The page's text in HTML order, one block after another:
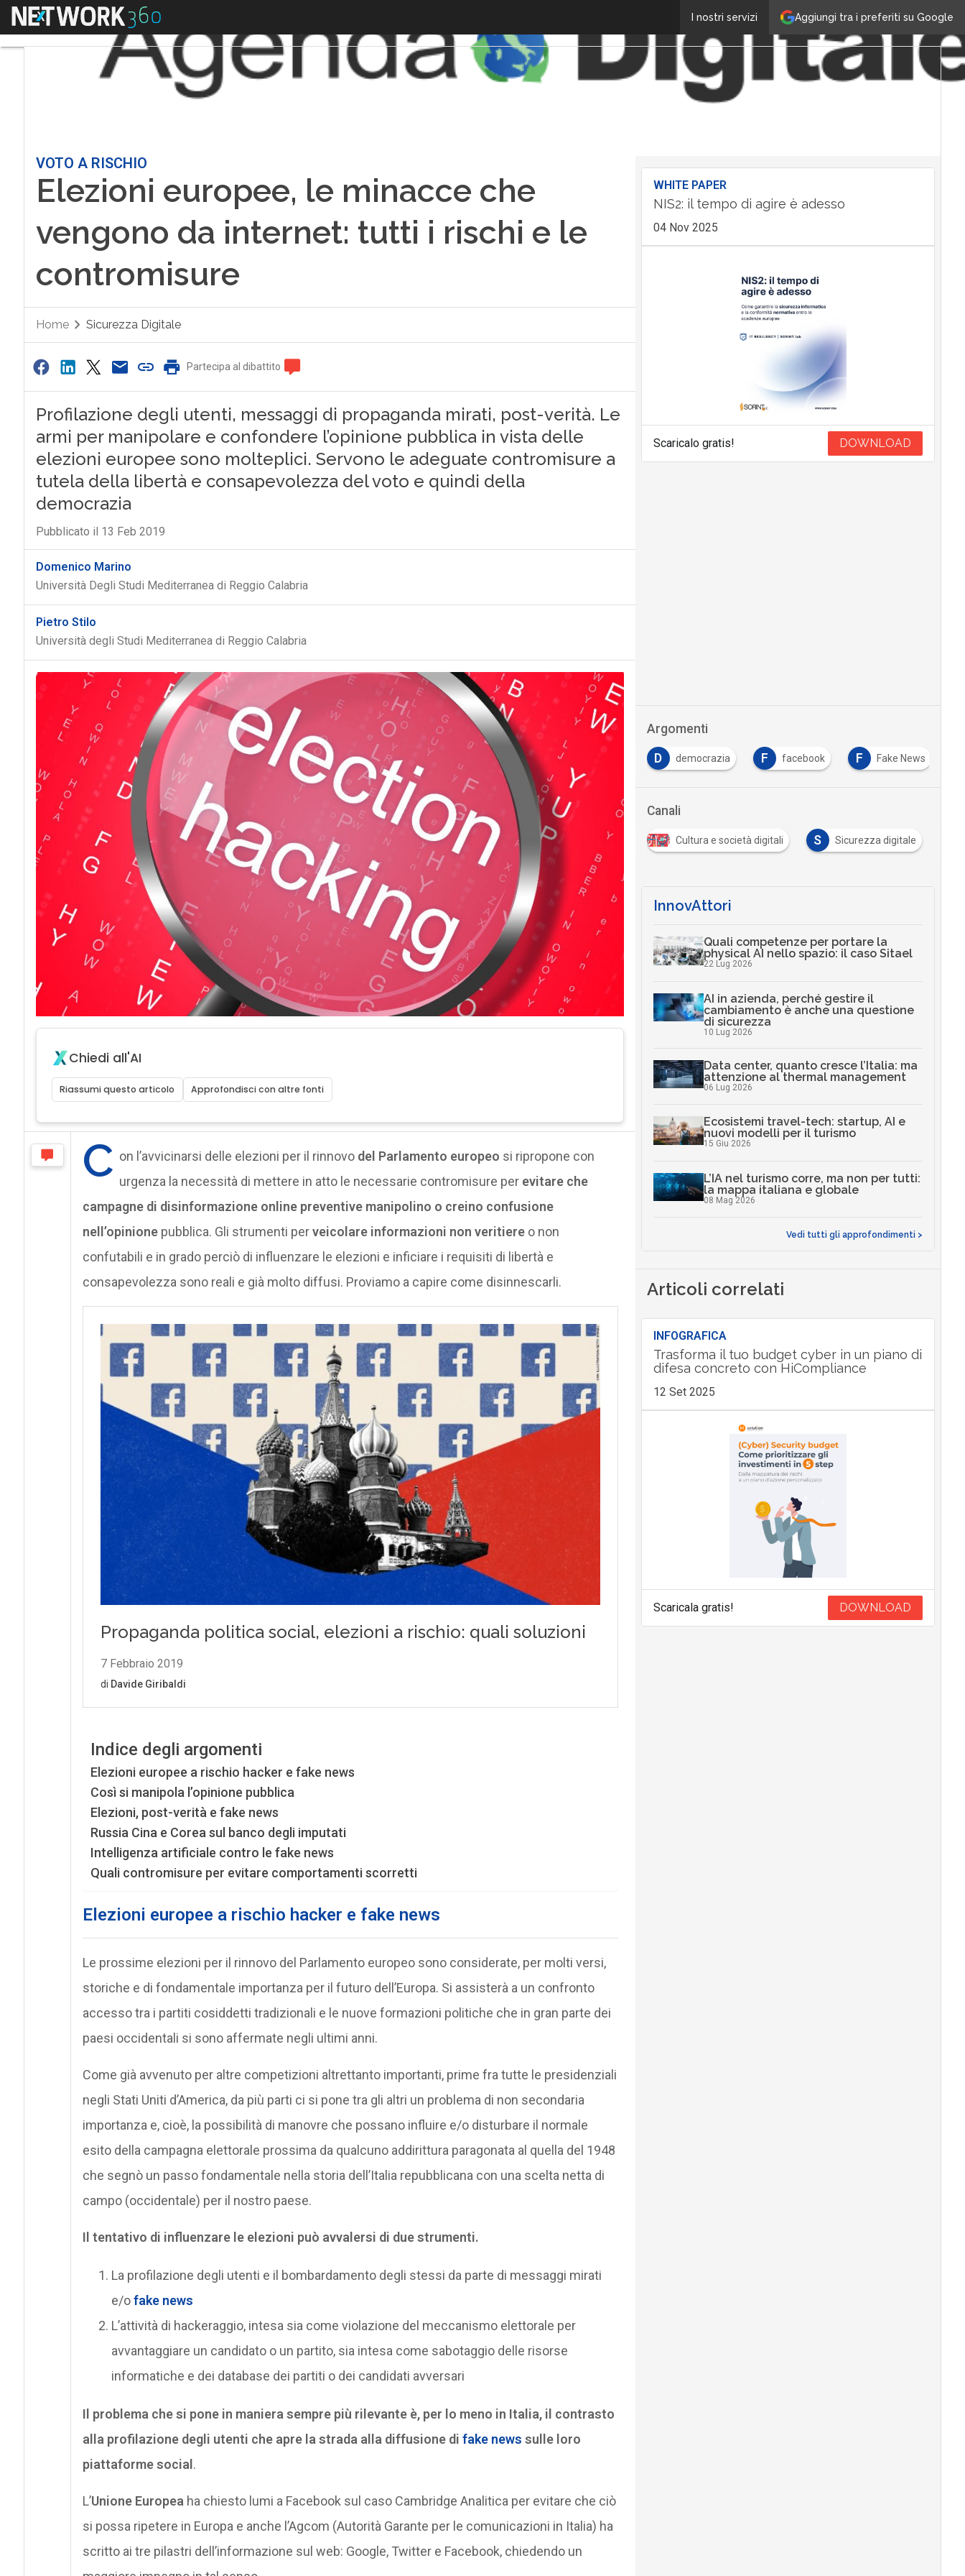
Aggiungi tra i preferiti su Google
I nostri servizi
Menu
VOTO A RISCHIO
Elezioni europee, le minacce che
vengono da internet: tutti i rischi e le
contromisure
Home Sicurezza Digitale
Partecipa al dibattito
Profilazione degli utenti, messaggi di propaganda mirati, post-verità. Le
armi per manipolare e confondere l’opinione pubblica in vista delle
elezioni europee sono molteplici. Servono le adeguate contromisure a
tutela della libertà e consapevolezza del voto e quindi della
democrazia
Pubblicato il 13 Feb 2019
Domenico Marino
Università Degli Studi Mediterranea di Reggio Calabria
Pietro Stilo
Università degli Studi Mediterranea di Reggio Calabria
Chiedi all'AI
Riassumi questo articolo Approfondisci con altre fonti
C on l’avvicinarsi delle elezioni per il rinnovo del Parlamento europeo si ripropone con
urgenza la necessità di mettere in atto le necessarie contromisure per evitare che
campagne di disinformazione online preventive manipolino o creino confusione
nell’opinionepubblica. Gli strumenti perveicolare informazioni non veritiereo non
confutabili e in grado perciò di influenzare le elezioni e inficiare i requisiti di libertà e
consapevolezza sono reali e già molto diffusi. Proviamo a capire come disinnescarli.
Indice degli argomenti
Elezioni europee a rischio hacker e fake news
Così si manipola l’opinione pubblica
Elezioni, post-verità e fake news
Russia Cina e Corea sul banco degli imputati
Intelligenza artificiale contro le fake news
Quali contromisure per evitare comportamenti scorretti
Elezioni europee a rischio hacker e fake news
Le prossime elezioni per il rinnovo del Parlamento europeo sono considerate, per molti versi,
storiche e di fondamentale importanza per il futuro dell’Europa. Si assisterà a un confronto
accesso tra i partiti cosiddetti tradizionali e le nuove formazioni politiche che in gran parte dei
paesi occidentali si sono affermate negli ultimi anni.
Come già avvenuto per altre competizioni altrettanto importanti, prime fra tutte le presidenziali
negli Stati Uniti d’America, da più parti ci si pone tra gli altri un problema di non secondaria
importanza e, cioè, la possibilità di manovre che possano influire e/o disturbare il normale
esito della campagna elettorale prossima da qualcuno addirittura paragonata al quella del 1948
che segnò un passo fondamentale nella storia dell’Italia repubblicana con una scelta netta di
campo (occidentale) per il nostro paese.
Il tentativo di influenzare le elezioni può avvalersi di due strumenti.
La profilazione degli utenti e il bombardamento degli stessi da parte di messaggi mirati
e/ofake news
L’attività di hackeraggio, intesa sia come violazione del meccanismo elettorale per
avvantaggiare un candidato o un partito, sia intesa come sabotaggio delle risorse
informatiche e dei database dei partiti o dei candidati avversari
Il problema che si pone in maniera sempre più rilevante è, per lo meno in Italia, il contrasto
alla profilazione degli utenti che apre la strada alla diffusione di fake news sulle loro
piattaforme social.
L’Unione Europea ha chiesto lumi a Facebook sul caso Cambridge Analitica per evitare che ciò
si possa ripetere in Europa e anche l’Agcom (Autorità Garante per le comunicazioni in Italia) ha
scritto ai tre pilastri dell’informazione sul web: Google, Twitter e Facebook, chiedendo un
WHITE PAPER
NIS2: il tempo di agire è adesso
04 Nov 2025
Scaricalo gratis! DOWNLOAD
Argomenti
D democrazia F facebook F Fake News
Canali
Cultura e società digitali S Sicurezza digitale
InnovAttori
Quali competenze per portare la
physical AI nello spazio: il caso Sitael
22 Lug 2026
AI in azienda, perché gestire il
cambiamento è anche una questione
di sicurezza
10 Lug 2026
Data center, quanto cresce l’Italia: ma
attenzione al thermal management
06 Lug 2026
Ecosistemi travel-tech: startup, AI e
nuovi modelli per il turismo
15 Giu 2026
L’IA nel turismo corre, ma non per tutti:
la mappa italiana e globale
08 Mag 2026
Vedi tutti gli approfondimenti >
Articoli correlati
INFOGRAFICA
Trasforma il tuo budget cyber in un piano di
difesa concreto con HiCompliance
12 Set 2025
Scaricala gratis! DOWNLOAD